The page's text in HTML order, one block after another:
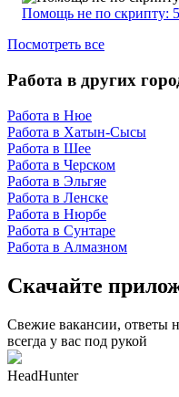
Помощь не по скрипту:
Посмотреть все
Работа в других
Работа в Нюе
Работа в Хатын-Сысы
Работа в Шее
Работа в Черском
Работа в Эльгяе
Работа в Ленске
Работа в Нюрбе
Работа в Сунтаре
Работа в Алмазном
Скачайте
Свежие вакансии, ответы
всегда у вас под рукой
HeadHunter